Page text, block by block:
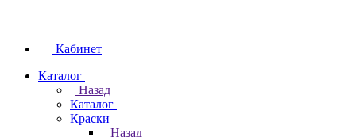
Кабинет
Каталог
Назад
Каталог
Краски
Назад